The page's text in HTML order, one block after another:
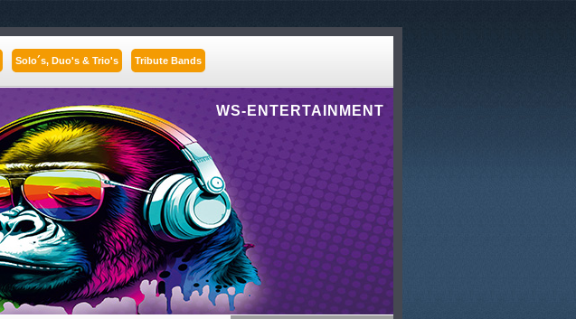
Solo´s, Duo's & Trio's Tribute Bands
WS-ENTERTAINMENT